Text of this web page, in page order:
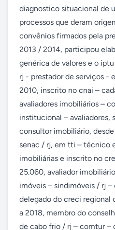
diagnostico situacional de
processos que deram
convênios firmados pela
2013 / 2014, participou
genérica de valores e o
rj - prestador de serviços -
2010, inscrito no cnai –
avaliadores imobiliários –
institucional – avaliadores,
consultor imobiliário,
senac / rj, em tti – técnico
imobiliárias e inscrito no
25.060, avaliador
imóveis – sindimóveis / rj
delegado do creci regional
a 2018, membro do
de cabo frio / rj – comtur –